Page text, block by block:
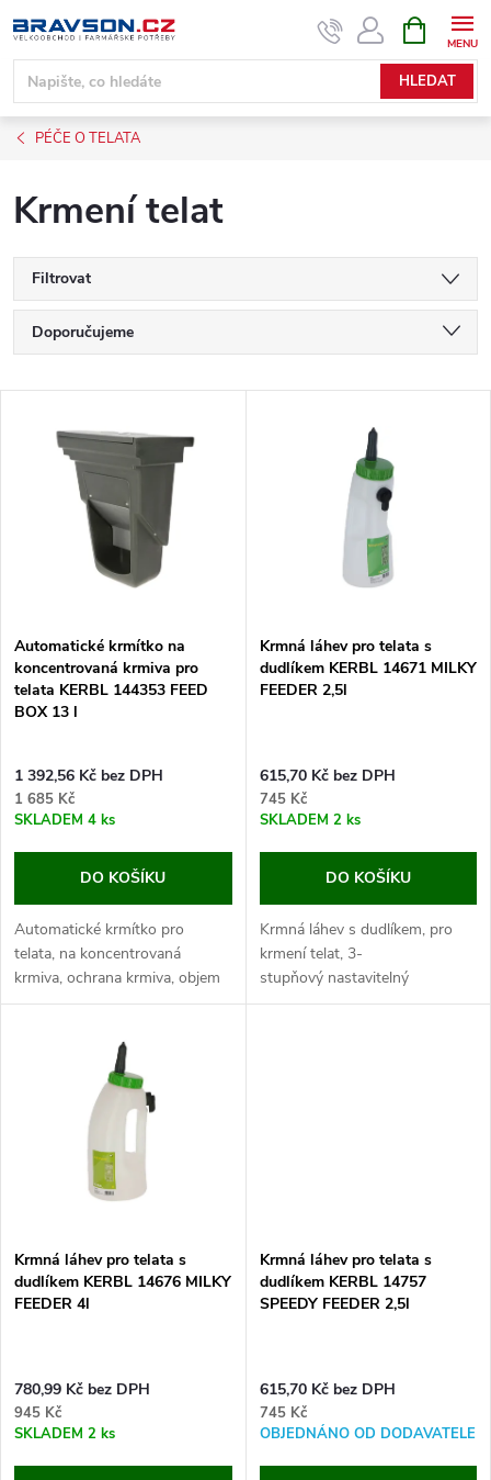
na
obsah
HLEDAT
NÁKUPNÍ
KOŠÍK
PÉČE O TELATA
Krmení telat
Filtrovat
Ř
a
p
r
o
d
k
t
Doporučujeme
Nejprodávanější
Abecedně
s
p
o
d
u
k
t
Automatické krmítko na
koncentrovaná krmiva pro
telata KERBL 144353 FEED
BOX 13 l
1 392,56 Kč bez DPH
1 685 Kč
SKLADEM 4 ks
DO KOŠÍKU
Automatické krmítko pro
telata, na koncentrovaná
krmiva, ochrana krmiva, objem
13 litrů, rozměry 33x51,2x27
maximalizujte jejich...
Krmná láhev pro telata s
dudlíkem KERBL 14671 MILKY
FEEDER 2,5l
615,70 Kč bez DPH
745 Kč
SKLADEM 2 ks
DO KOŠÍKU
Krmná láhev s dudlíkem, pro
krmení telat, 3-
stupňový nastavitelný
ventil, šroubovací uzávěr, s
Krmná láhev pro telata s
dudlíkem KERBL 14676 MILKY
FEEDER 4l
780,99 Kč bez DPH
945 Kč
SKLADEM 2 ks
Krmná láhev pro telata s
dudlíkem KERBL 14757
SPEEDY FEEDER 2,5l
615,70 Kč bez DPH
745 Kč
OBJEDNÁNO OD DODAVATELE